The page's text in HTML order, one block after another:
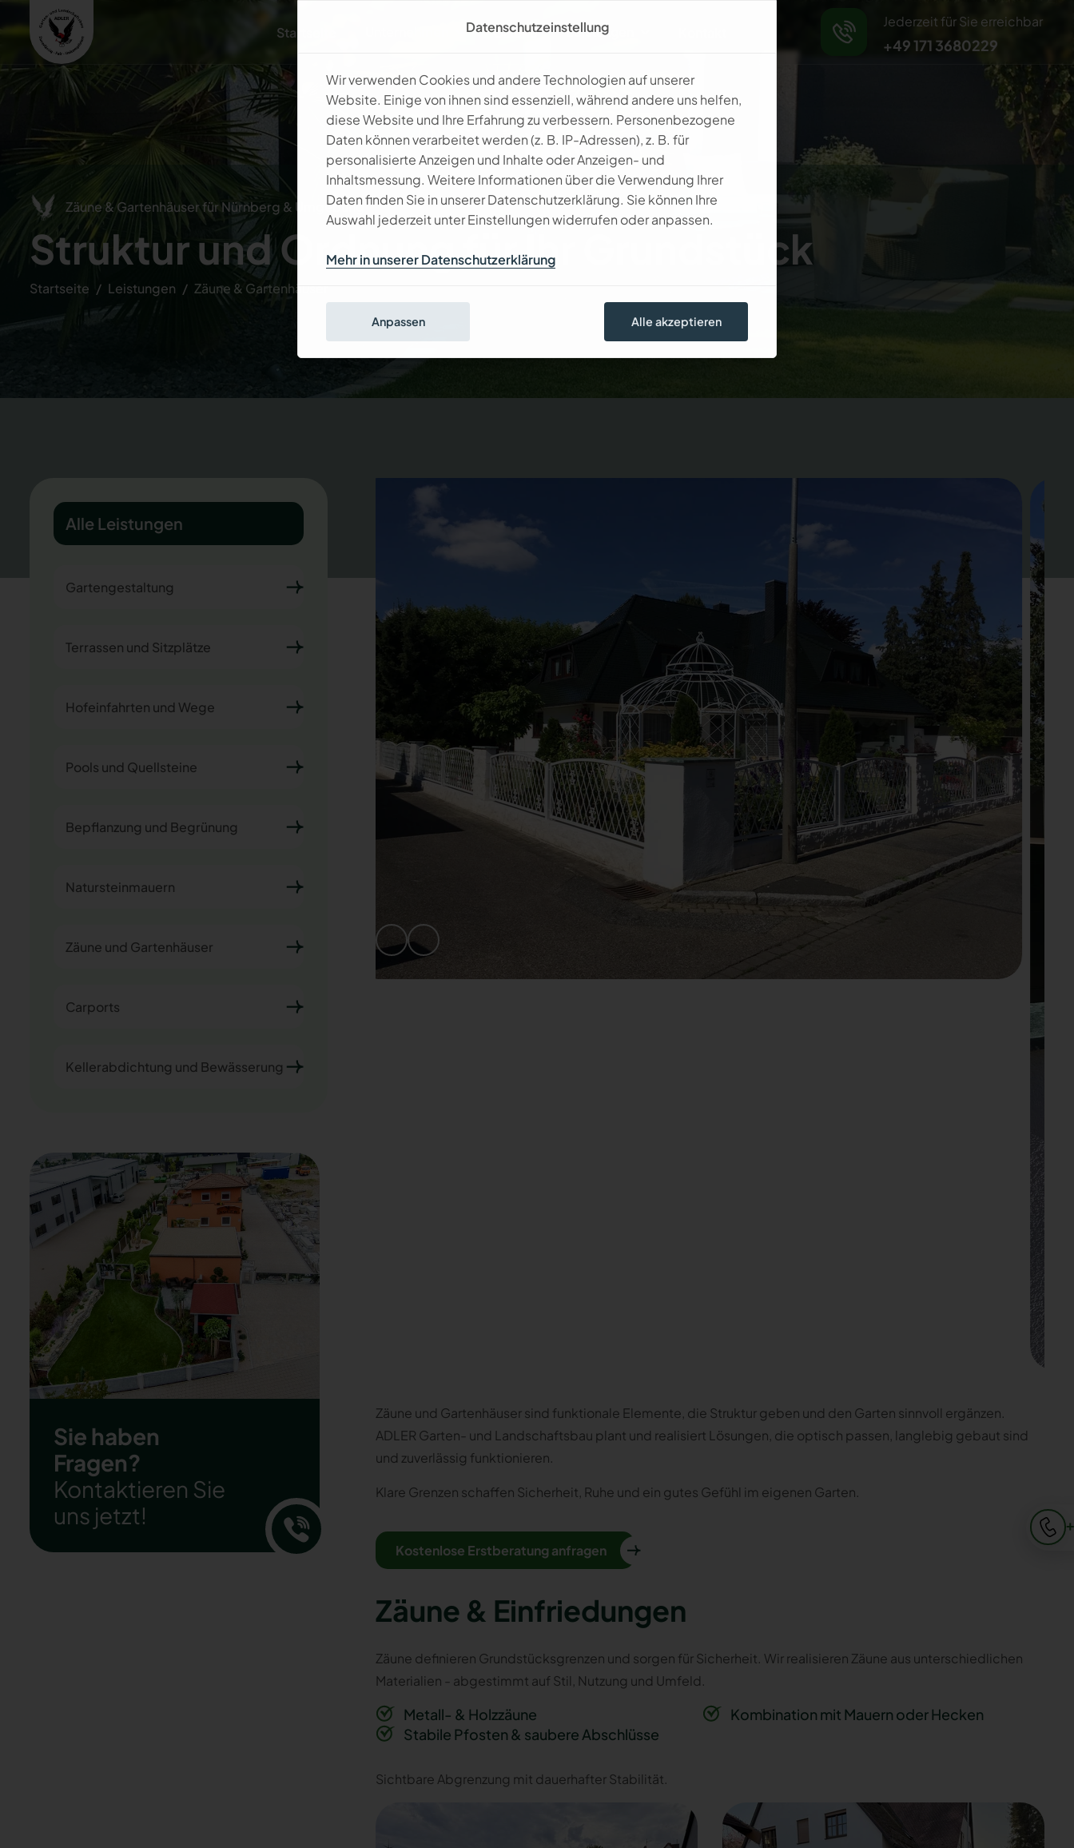
Startseite Galerie Leistungen
Jederzeit für Sie erreichbar
+49 171 3680229
Zäune & Gartenhäuser für Nürnberg & Umgebung
Strukturund O rdnungfürIh ck
Startseite Leistungen Zäune & Gartenhäuser
Alle Leistungen
Gartengestaltung
Terrassen und Sitzplätze
Hofeinfahrten und Wege
Pools und Quellsteine
Bepflanzung und Begrünung
Natursteinmauern
Zäune und Gartenhäuser
Carports
Kellerabdichtung und Bewässerung
Sie haben
Fragen?
Kontaktieren Sie
uns jetzt!
Zäune und Gartenhäuser sind funktionale Elemente, die Struktur geben und den Garten sinnvoll ergänzen.
ADLER Garten- und Landschaftsbau plant und realisiert Lösungen, die optisch passen, langlebig gebaut sind
und zuverlässig funktionieren.
Klare Grenzen schaffen Sicherheit, Ruhe und ein gutes Gefühl im eigenen Garten.
Kostenlose Erstberatung anfragen
Zäune & Einfriedungen
Zäune definieren Grundstücksgrenzen und sorgen für Sicherheit. Wir realisieren Zäune aus unterschiedlichen
Materialien - abgestimmt auf Stil, Nutzung und Umfeld.
Metall- & Holzzäune
Kombination mit Mauern oder Hecken
Stabile Pfosten & saubere Abschlüsse
Sichtbare Abgrenzung mit dauerhafter Stabilität.
Datenschutzeinstellung
Wir verwenden Cookies und andere Technologien auf unserer
Website. Einige von ihnen sind essenziell, während andere uns helfen,
diese Website und Ihre Erfahrung zu verbessern. Personenbezogene
Daten können verarbeitet werden (z. B. IP-Adressen), z. B. für
personalisierte Anzeigen und Inhalte oder Anzeigen- und
Inhaltsmessung. Weitere Informationen über die Verwendung Ihrer
Daten finden Sie in unserer Datenschutzerklärung. Sie können Ihre
Auswahl jederzeit unter Einstellungen widerrufen oder anpassen.
Mehr in unserer Datenschutzerklärung
Anpassen Alle akzeptieren